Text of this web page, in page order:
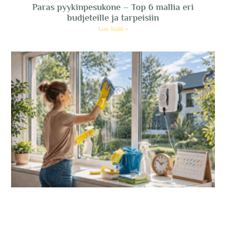
Paras pyykinpesukone – Top 6 mallia eri
budjeteille ja tarpeisiin
Lue lisää »